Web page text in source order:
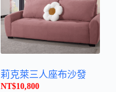
莉克萊三人座布沙發
NT$10,800